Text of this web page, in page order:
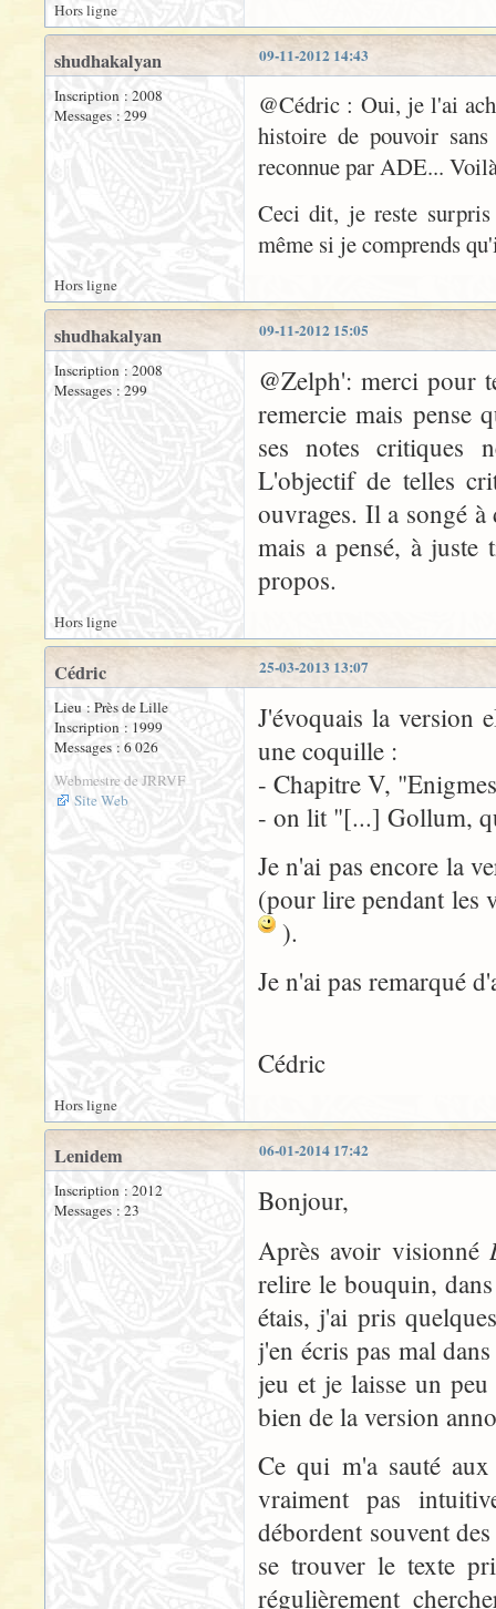
Hors ligne
09-11-2012 14:43
shudhakalyan
Inscription : 2008
Messages : 299
@Cédric : Oui, je l'ai
histoire de pouvoir
reconnue par ADE...
Ceci dit, je reste
même si je comprends
Hors ligne
09-11-2012 15:05
shudhakalyan
Inscription : 2008
Messages : 299
@Zelph': merci pour
remercie mais pense
ses notes critiques
L'objectif de telles
ouvrages. Il a songé à
mais a pensé, à juste
propos.
Hors ligne
25-03-2013 13:07
Cédric
Lieu : Près de Lille
Inscription : 1999
Messages : 6 026
Webmestre de JRRVF
Site Web
J'évoquais la version
une coquille :
- Chapitre V,
- on lit "[...] Gollum,
Je n'ai pas encore la
(pour lire pendant les
).
Je n'ai pas remarqué
Cédric
Hors ligne
06-01-2014 17:42
Lenidem
Inscription : 2012
Messages : 23
Bonjour,
Après avoir visionné
relire le bouquin,
étais, j'ai pris
j'en écris pas mal
jeu et je laisse un
bien de la version
Ce qui m'a sauté
vraiment pas
débordent souvent
se trouver le texte
régulièrement